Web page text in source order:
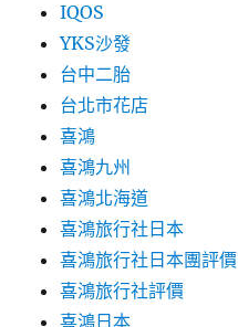
IQOS
YKS沙發
台中二胎
台北市花店
喜鴻
喜鴻九州
喜鴻北海道
喜鴻旅行社日本
喜鴻旅行社日本團評價
喜鴻旅行社評價
喜鴻日本